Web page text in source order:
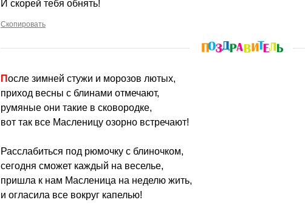
И скорей тебя обнять!
Скопировать
После зимней стужи и морозов лютых,
приход весны с блинами отмечают,
румяные они такие в сковородке,
вот так все Масленицу озорно встречают!
Расслабиться под рюмочку с блиночком,
сегодня сможет каждый на веселье,
пришла к нам Масленица на неделю жить,
и огласила все вокруг капелью!